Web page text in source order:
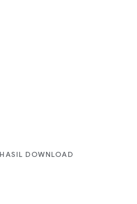
DOWNLOAD